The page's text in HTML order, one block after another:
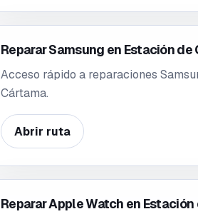
Reparar Samsung en Estación de
Acceso rápido a reparaciones
Cártama.
Abrir ruta
Reparar Apple Watch en